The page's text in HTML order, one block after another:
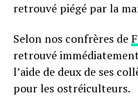
retrouvé piégé par la
Selon nos confrères de
retrouvé
l’aide de deux de ses
pour les ostréiculteurs.